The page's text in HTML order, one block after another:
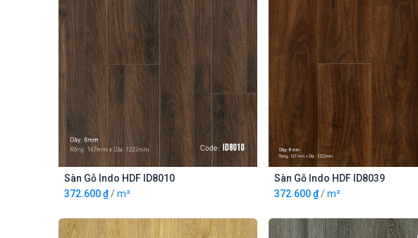
THÊM VÀO GIỎ
Sàn Gỗ Indo HDF ID8010
372.600₫ /m²
THÊM VÀO GIỎ
Sàn Gỗ Indo HDF ID8039
372.600₫/m²